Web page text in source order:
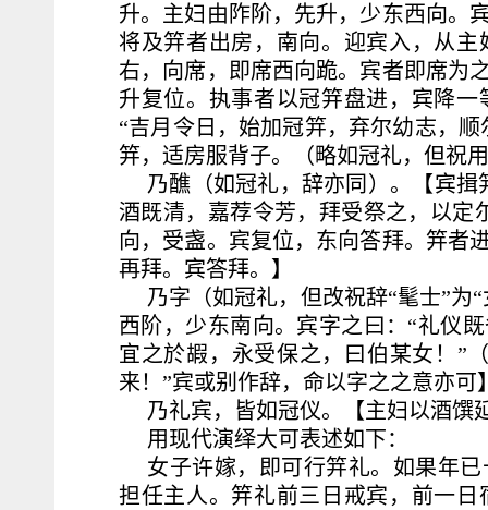
升。主妇由阼阶，先升，少东西向。
将及笄者出房，南向。迎宾入，从
右，向席，即席西向跪。宾者即席为
升复位。执事者以冠笄盘进，宾降
“吉月令日，始加冠笄，弃尔幼志，
笄，适房服背子。（略如冠礼，但祝
乃醮（如冠礼，辞亦同）。【宾
酒既清，嘉荐令芳，拜受祭之，以定
向，受盏。宾复位，东向答拜。笄者
再拜。宾答拜。】
乃字（如冠礼，但改祝辞“髦士”为
西阶，少东南向。宾字之曰：“礼仪
宜之於嘏，永受保之，曰伯某女！”
来！”宾或别作辞，命以字之之意亦可
乃礼宾，皆如冠仪。【主妇以酒馔
用现代演绎大可表述如下：
女子许嫁，即可行笄礼。如果年
担任主人。笄礼前三日戒宾，前一